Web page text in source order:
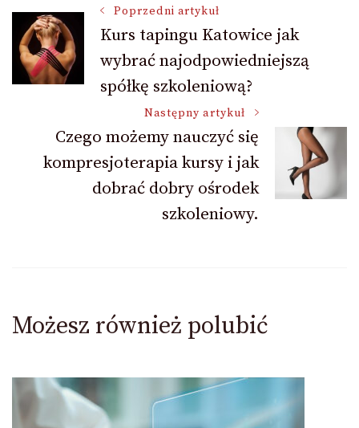
Nawigacja
wpisu
Poprzedni artykuł
Kurs tapingu Katowice jak
wybrać najodpowiedniejszą
spółkę szkoleniową?
Następny artykuł
Czego możemy nauczyć się
kompresjoterapia kursy i jak
dobrać dobry ośrodek
szkoleniowy.
Możesz również polubić